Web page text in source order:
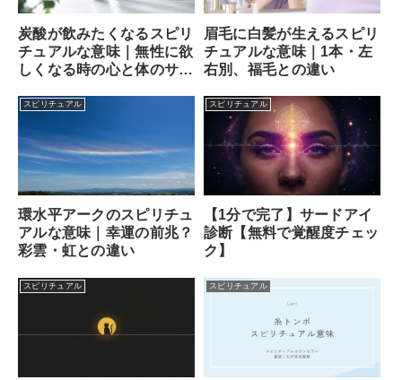
炭酸が飲みたくなるスピリ
チュアルな意味｜無性に欲
しくなる時の心と体のサイ
眉毛に白髪が生えるスピリ
チュアルな意味｜1本・左
右別、福毛との違い
スピリチュアル
環水平アークのスピリチュ
アルな意味｜幸運の前兆？
彩雲・虹との違い
スピリチュアル
【1分で完了】サードアイ
診断【無料で覚醒度チェッ
ク】
スピリチュアル スピリチュアル